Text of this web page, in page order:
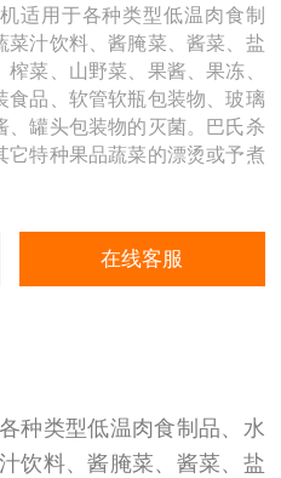
适用于各种类型低温肉食制
菜汁饮料、酱腌菜、酱菜、盐
菜、山野菜、果酱、果冻、
食品、软管软瓶包装物、玻璃
、罐头包装物的灭菌。巴氏杀
它特种果品蔬菜的漂烫或予煮
在线客服
种类型低温肉食制品、水
饮料、酱腌菜、酱菜、盐